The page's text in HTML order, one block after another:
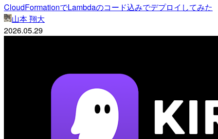
CloudFormationでLambdaのコード込みでデプロイしてみた
山本 翔大
2026.05.29